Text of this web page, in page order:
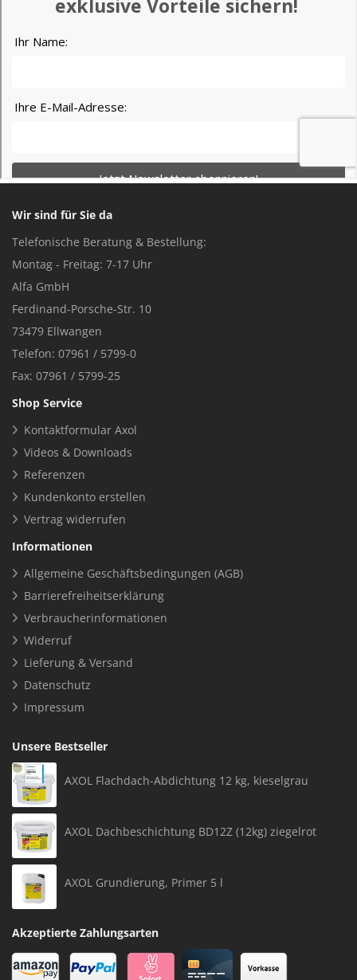
Wir sind für Sie da
Telefonische Beratung & Bestellung:
Montag - Freitag: 7-17 Uhr
Alfa GmbH
Ferdinand-Porsche-Str. 10
73479 Ellwangen
Telefon: 07961 / 5799-0
Fax: 07961 / 5799-25
Shop Service
Kontaktformular Axol
Videos & Downloads
Referenzen
Kundenkonto erstellen
Vertrag widerrufen
Informationen
Allgemeine Geschäftsbedingungen (AGB)
Barrierefreiheitserklärung
Verbraucherinformationen
Widerruf
Lieferung & Versand
Datenschutz
Impressum
Unsere Bestseller
AXOL Flachdach-Abdichtung 12 kg, kieselgrau
AXOL Dachbeschichtung BD12Z (12kg) ziegelrot
AXOL Grundierung, Primer 5 l
Akzeptierte Zahlungsarten